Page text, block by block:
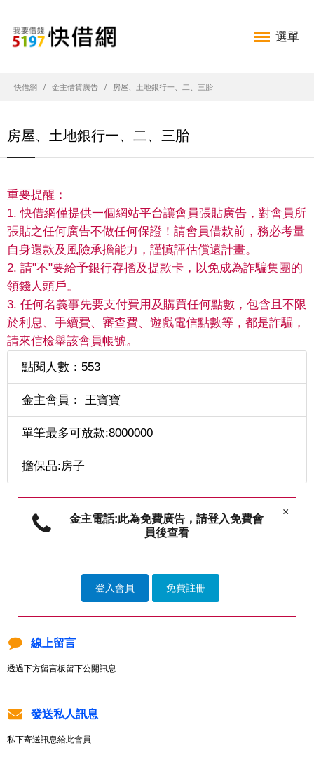
選單
快借網 金主借貸廣告 房屋、土地銀行一、二、三胎
房屋、土地銀行一、二、三胎
重要提醒：
1. 快借網僅提供一個網站平台讓會員張貼廣告，對會員所
張貼之任何廣告不做任何保證！請會員借款前，務必考量
自身還款及風險承擔能力，謹慎評估償還計畫。
2. 請"不"要給予銀行存摺及提款卡，以免成為詐騙集團的
領錢人頭戶。
3. 任何名義事先要支付費用及購買任何點數，包含且不限
於利息、手續費、審查費、遊戲電信點數等，都是詐騙，
請來信檢舉該會員帳號。
點閱人數：553
金主會員： 王寶寶
單筆最多可放款:8000000
擔保品:房子
×
金主電話:此為免費廣告，請登入免費會
員後查看
登入會員 免費註冊
線上留言
透過下方留言板留下公開訊息
發送私人訊息
私下寄送訊息給此會員